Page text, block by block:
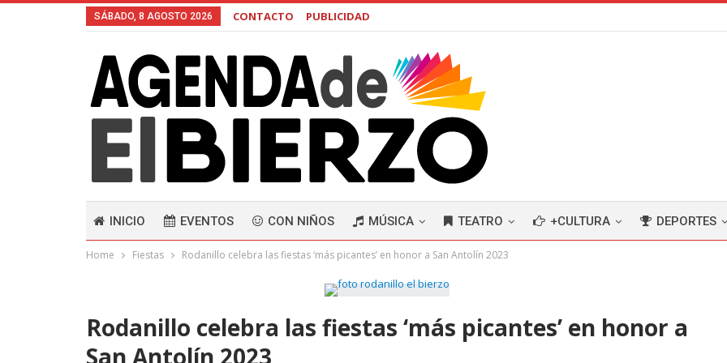
SÁBADO, 8 AGOSTO 2026 CONTACTO PUBLICIDAD
INICIO EVENTOS CON NIÑOS MÚSICA TEATRO +CULTURA DEPORTES
Home Fiestas Rodanillo celebra las fiestas ‘más picantes’ en honor a San Antolín 2023
Rodanillo celebra las fiestas ‘más picantes’ en honor a
San Antolín 2023